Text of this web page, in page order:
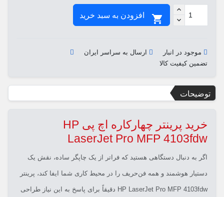

موجود در انبار
ارسال به سراسر ایران
تضمین کیفیت کالا
توضیحات
خرید پرینتر چهارکاره اچ پی HP
LaserJet Pro MFP 4103fdw
اگر به دنبال دستگاهی هستید که فراتر از یک چاپگر ساده، نقش یک
دستیار هوشمند و همه فن‌حریف را در محیط کاری شما ایفا کند، پرینتر
HP LaserJet Pro MFP 4103fdw دقیقاً برای پاسخ به این نیاز طراحی